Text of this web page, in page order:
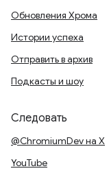
Обновления Хрома
Истории успеха
Отправить в архив
Подкасты и шоу
Следовать
@ChromiumDev на X
YouTube